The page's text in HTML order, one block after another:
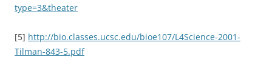
type=3&theater
[5] http://bio.classes.ucsc.edu/bioe107/L4Science-2001-
Tilman-843-5.pdf